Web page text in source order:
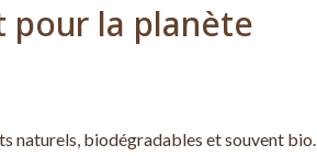
pour la planète
naturels, biodégradables et souvent bio.